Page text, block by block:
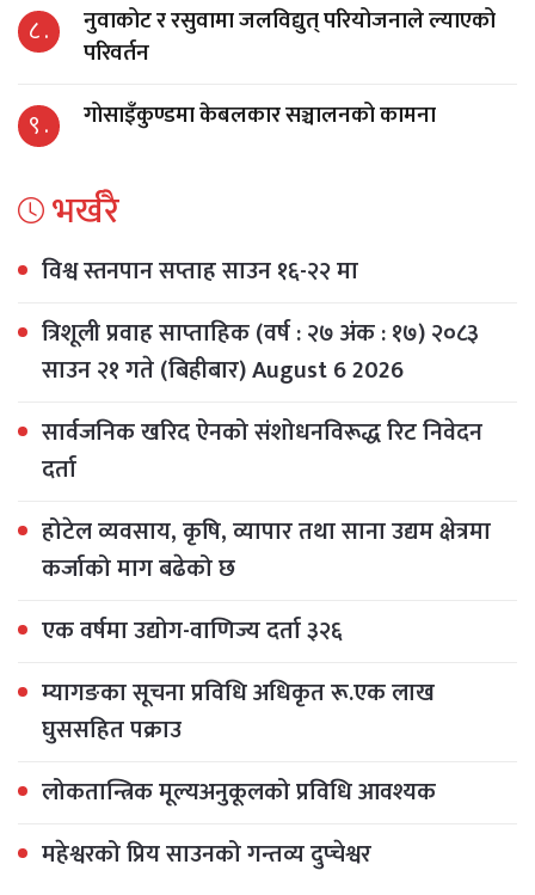
८ .
नुवाकोट र रसुवामा जलविद्युत् परियोजनाले ल्याएको
परिवर्तन
९ . गोसाइँकुण्डमा केबलकार सञ्चालनको कामना
भर्खरै
विश्व स्तनपान सप्ताह साउन १६-२२ मा
त्रिशूली प्रवाह साप्ताहिक (वर्ष : २७ अंक : १७) २०८३
साउन २१ गते (बिहीबार) August 6 2026
सार्वजनिक खरिद ऐनको संशोधनविरूद्ध रिट निवेदन
दर्ता
होटेल व्यवसाय, कृषि, व्यापार तथा साना उद्यम क्षेत्रमा
कर्जाको माग बढेको छ
एक वर्षमा उद्योग-वाणिज्य दर्ता ३२६
म्यागङका सूचना प्रविधि अधिकृत रू.एक लाख
घुससहित पक्राउ
लोकतान्त्रिक मूल्यअनुकूलको प्रविधि आवश्यक
महेश्वरको प्रिय साउनको गन्तव्य दुप्चेश्वर